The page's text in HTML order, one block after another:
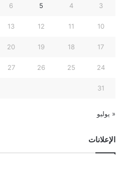
3
4
5
6
10
11
12
13
17
18
19
20
24
25
26
27
31
« يوليو
الإعلانات